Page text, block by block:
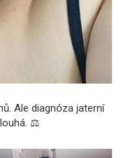
Ale diagnóza jaterní
⚖️